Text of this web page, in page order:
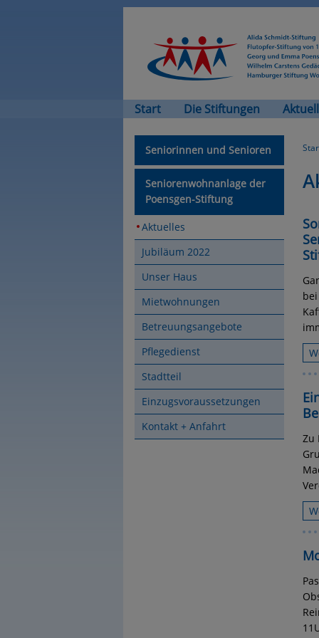
Start Die Stiftungen
Seniorinnen und Senioren
Seniorenwohnanlage der
Poensgen-Stiftung
Aktuelles
Jubiläum 2022
Unser Haus
Mietwohnungen
Betreuungsangebote
Pflegedienst
Stadtteil
Einzugsvoraussetzungen
Kontakt + Anfahrt
Zu